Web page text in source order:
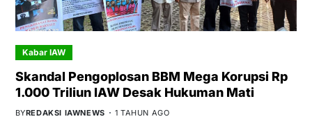
Kabar IAW
Skandal Pengoplosan BBM Mega Korupsi Rp
1.000 Triliun IAW Desak Hukuman Mati
BYREDAKSI IAWNEWS 1 TAHUN AGO